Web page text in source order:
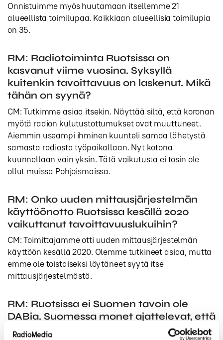
Onnistuimme myös huutamaan itsellemme 21
alueellista toimilupaa. Kaikkiaan alueellisia toimilupia
on 35.
RM: Radiotoiminta Ruotsissa on
kasvanut viime vuosina. Syksyllä
kuitenkin tavoittavuus on laskenut. Mikä
tähän on syynä?
CM: Tutkimme asiaa itsekin. Näyttää siltä, että koronan
myötä radion kulutustottumukset ovat muuttuneet.
Aiemmin useampi ihminen kuunteli samaa lähetystä
samasta radiosta työpaikallaan. Nyt kotona
kuunnellaan vain yksin. Tätä vaikutusta ei tosin ole
ollut muissa Pohjoismaissa.
RM: Onko uuden mittausjärjestelmän
käyttöönotto Ruotsissa kesällä 2020
vaikuttanut tavoittavuuslukuihin?
CM: Toimittajamme otti uuden mittausjärjestelmän
käyttöön kesällä 2020. Olemme tutkineet asiaa, mutta
emme ole toistaiseksi löytäneet syytä itse
mittausjärjestelmästä.
RM: Ruotsissa ei Suomen tavoin ole
DABia. Suomessa monet ajattelevat, että
5G tulee ratkaisemaan digitaalisen